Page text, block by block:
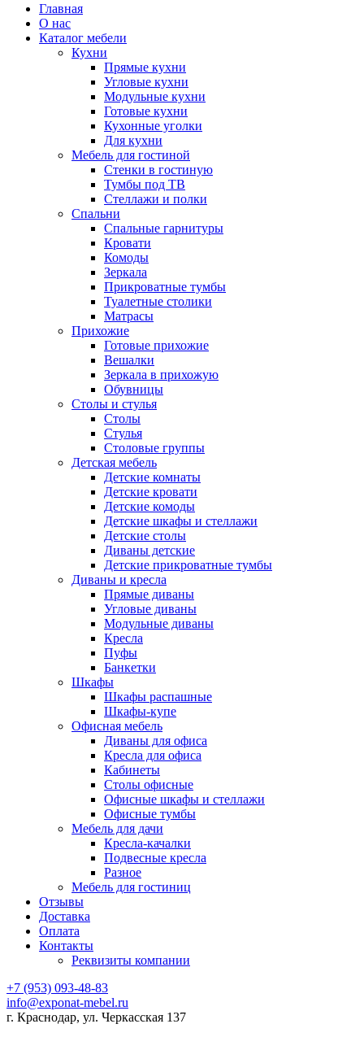
Главная
О нас
Каталог мебели
Кухни
Прямые кухни
Угловые кухни
Модульные кухни
Готовые кухни
Кухонные уголки
Для кухни
Мебель для гостиной
Стенки в гостиную
Тумбы под ТВ
Стеллажи и полки
Спальни
Спальные гарнитуры
Кровати
Комоды
Зеркала
Прикроватные тумбы
Туалетные столики
Матрасы
Прихожие
Готовые прихожие
Вешалки
Зеркала в прихожую
Обувницы
Столы и стулья
Столы
Стулья
Столовые группы
Детская мебель
Детские комнаты
Детские кровати
Детские комоды
Детские шкафы и стеллажи
Детские столы
Диваны детские
Детские прикроватные тумбы
Диваны и кресла
Прямые диваны
Угловые диваны
Модульные диваны
Кресла
Пуфы
Банкетки
Шкафы
Шкафы распашные
Шкафы-купе
Офисная мебель
Диваны для офиса
Кресла для офиса
Кабинеты
Столы офисные
Офисные шкафы и стеллажи
Офисные тумбы
Мебель для дачи
Кресла-качалки
Подвесные кресла
Разное
Мебель для гостиниц
Отзывы
Доставка
Оплата
Контакты
Реквизиты компании
+7 (953) 093-48-83
info@exponat-mebel.ru
г. Краснодар, ул. Черкасская 137